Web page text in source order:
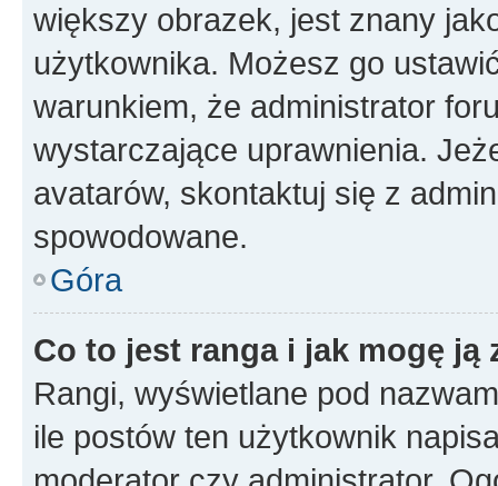
większy obrazek, jest znany
użytkownika. Możesz go
warunkiem, że administrator
wystarczające uprawnienia.
avatarów, skontaktuj się z
spowodowane.
Góra
Co to jest ranga i jak mogę ją
Rangi, wyświetlane pod
ile postów ten użytkownik